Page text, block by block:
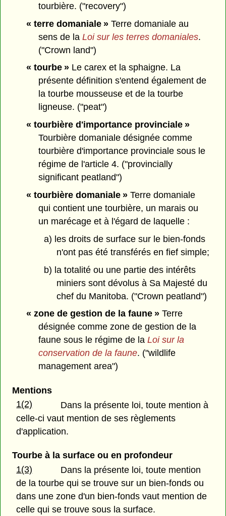
tourbière. ("recovery")
« terre domaniale »Terre domaniale au
sens de laLoi sur les terres domaniales.
("Crown land")
« tourbe »Le carex et la sphaigne. La
présente définition s'entend également de
la tourbe mousseuse et de la tourbe
ligneuse. ("peat")
« tourbière d'importance provinciale »
Tourbière domaniale désignée comme
tourbière d'importance provinciale sous le
régime de l'article 4. ("provincially
significant peatland")
« tourbière domaniale »Terre domaniale
qui contient une tourbière, un marais ou
un marécage et à l'égard de laquelle :
a) les droits de surface sur le bien-fonds
n'ont pas été transférés en fief simple;
b) la totalité ou une partie des intérêts
miniers sont dévolus à Sa Majesté du
chef du Manitoba. ("Crown peatland")
« zone de gestion de la faune »Terre
désignée comme zone de gestion de la
faune sous le régime de laLoi sur la
conservation de la faune. ("wildlife
management area")
Mentions
1(2)
Dans la présente loi, toute mention à
celle-ci vaut mention de ses règlements
d'application.
Tourbe à la surface ou en profondeur
1(3)
Dans la présente loi, toute mention
de la tourbe qui se trouve sur un bien-fonds ou
dans une zone d'un bien-fonds vaut mention de
celle qui se trouve sous la surface.